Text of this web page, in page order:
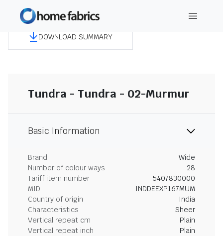
DOWNLOAD SUMMARY
Tundra - Tundra - 02-Murmur
Basic Information
Brand
Wide
Number of colour ways
28
Tariff item number
5407830000
MID
INDDEEXP167MUM
Country of origin
India
Characteristics
Sheer
Vertical repeat cm
Plain
Vertical repeat inch
Plain